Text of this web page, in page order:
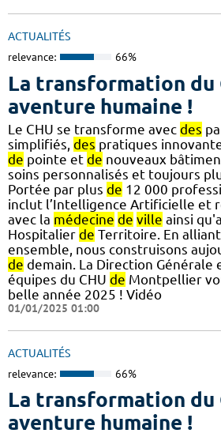
ACTUALITÉS
relevance: 66%
La transformation du
aventure humaine !
Le CHU se transforme avec des
simplifiés, des pratiques
de pointe et de nouveaux
soins personnalisés et toujours
Portée par plus de 12 000
inclut l’Intelligence Artificielle et
avec la médecine de ville ainsi
Hospitalier de Territoire. En
ensemble, nous construisons
de demain. La Direction Générale
équipes du CHU de Montpellier
belle année 2025 ! Vidéo
01/01/2025 01:00
ACTUALITÉS
relevance: 66%
La transformation du
aventure humaine !